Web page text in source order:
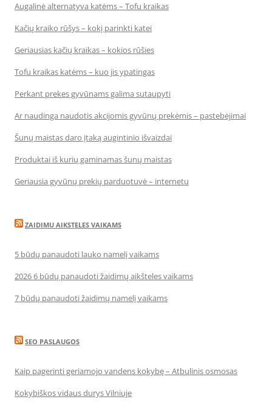
Augalinė alternatyva katėms – Tofu kraikas
Kačių kraiko rūšys – kokį parinkti katei
Geriausias kačių kraikas – kokios rūšies
Tofu kraikas katėms – kuo jis ypatingas
Perkant prekes gyvūnams galima sutaupyti
Ar naudinga naudotis akcijomis gyvūnų prekėmis – pastebėjimai
Šunų maistas daro įtaką augintinio išvaizdai
Produktai iš kurių gaminamas šunų maistas
Geriausia gyvūnų prekių parduotuvė – internetu
ZAIDIMU AIKSTELES VAIKAMS
5 būdų panaudoti lauko namelį vaikams
2026 6 būdų panaudoti žaidimų aikšteles vaikams
7 būdų panaudoti žaidimų namelį vaikams
SEO PASLAUGOS
Kaip pagerinti geriamojo vandens kokybę – Atbulinis osmosas
Kokybiškos vidaus durys Vilniuje